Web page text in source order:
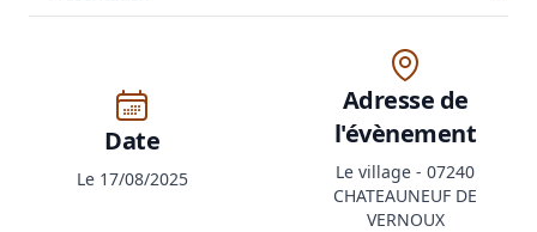
Date
Le 17/08/2025
Adresse de
l'évènement
Le village - 07240
CHATEAUNEUF DE
VERNOUX